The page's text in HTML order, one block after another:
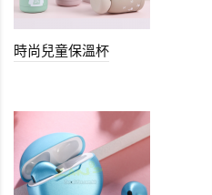
時尚兒童保溫杯